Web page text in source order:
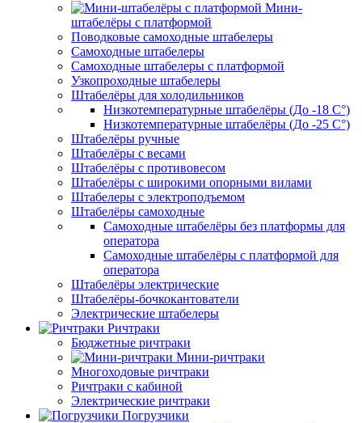
Мини-
штабелёры с платформой
Поводковые самоходные штабелеры
Самоходные штабелеры
Самоходные штабелеры с платформой
Узкопроходные штабелеры
Штабелёры для холодильников
Низкотемпературные штабелёры (До -18 C°)
Низкотемпературные штабелёры (До -25 C°)
Штабелёры ручные
Штабелёры с весами
Штабелёры с противовесом
Штабелёры с широкими опорными вилами
Штабелеры с электроподъемом
Штабелёры самоходные
Самоходные штабелёры без платформы для
оператора
Самоходные штабелёры с платформой для
оператора
Штабелёры электрические
Штабелёры-бочкокантователи
Электрические штабелеры
Ричтраки
Бюджетные ричтраки
Мини-ричтраки
Многоходовые ричтраки
Ричтраки с кабиной
Электрические ричтраки
Погрузчики